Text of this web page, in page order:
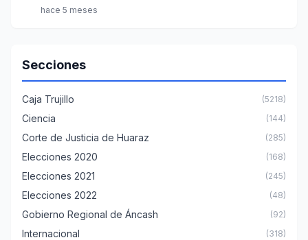
hace 5 meses
Secciones
Caja Trujillo (5218)
Ciencia (144)
Corte de Justicia de Huaraz (285)
Elecciones 2020 (168)
Elecciones 2021 (245)
Elecciones 2022 (48)
Gobierno Regional de Áncash (92)
Internacional (318)